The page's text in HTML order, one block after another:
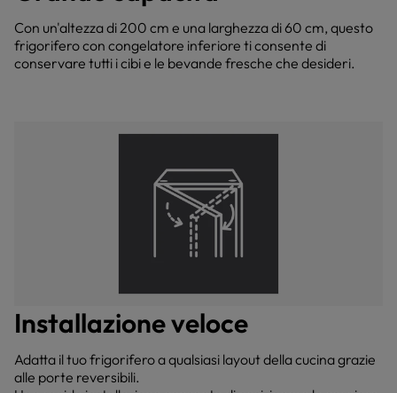
Con un'altezza di 200 cm e una larghezza di 60 cm, questo
frigorifero con congelatore inferiore ti consente di
conservare tutti i cibi e le bevande fresche che desideri.
Installazione veloce
Adatta il tuo frigorifero a qualsiasi layout della cucina grazie
alle porte reversibili.